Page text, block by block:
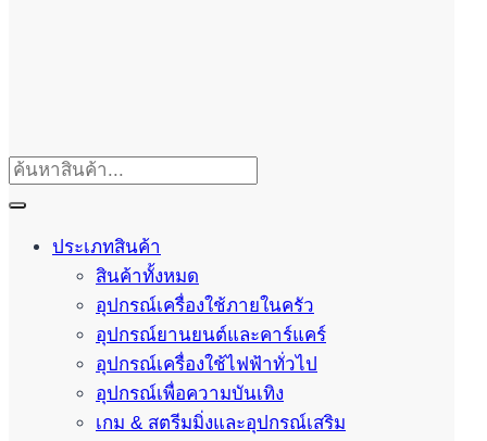
ประเภทสินค้า
สินค้าทั้งหมด
อุปกรณ์เครื่องใช้ภายในครัว
อุปกรณ์ยานยนต์และคาร์แคร์
อุปกรณ์เครื่องใช้ไฟฟ้าทั่วไป
อุปกรณ์เพื่อความบันเทิง
เกม & สตรีมมิ่งและอุปกรณ์เสริม